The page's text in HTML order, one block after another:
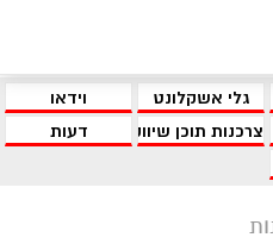
גלי אשקלונט
וידאו
צרכנות תוכן שיווקי
דעות